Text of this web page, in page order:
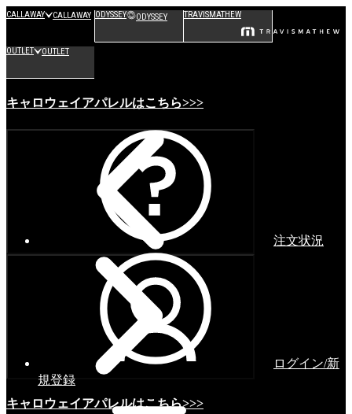
CALLAWAY CALLAWAY ODYSSEY ODYSSEY TRAVISMATHEW
OUTLET OUTLET
キャロウェイアパレルはこちら>>>
キャロウェイアパレルはこちら>>>
注文状況
ログイン/新
規登録